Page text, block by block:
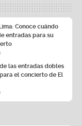
Conoce cuándo
entradas para su
las entradas dobles
el concierto de El